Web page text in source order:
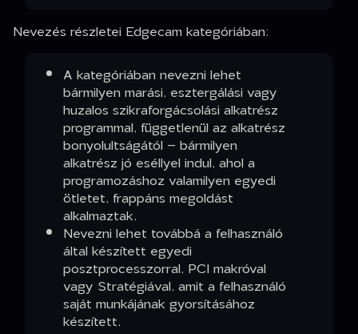
Nevezés részletei Edgecam kategóriában:
A kategóriában nevezni lehet
bármilyen marási, esztergálási vagy
huzalos szikraforgácsolási alkatrész
programmal, függetlenül az alkatrész
bonyolultságától – bármilyen
alkatrész jó eséllyel indul, ahol a
programozáshoz valamilyen egyedi
ötletet, frappáns megoldást
alkalmaztak.
Nevezni lehet továbbá a felhasználó
által készített egyedi
posztprocesszorral, PCI makróval
vagy Stratégiával, amit a felhasználó
saját munkájának gyorsításához
készített.